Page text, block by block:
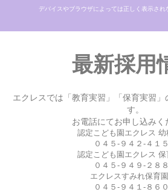
デバイスやブラウザによっては正しく表示され
最新採用
エクレスでは「教育実習」「保育実習」
す。
お電話にてお申し込みく
認定こども園エクレス 幼
０４５-９４２-４１
認定こども園エクレス 保
０４５-９４９-２８８
エクレスすみれ保育園
０４５-９４１-８６